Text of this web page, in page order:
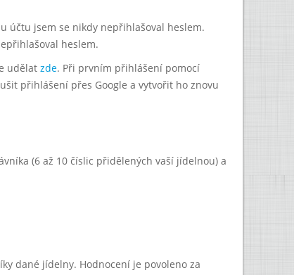
účtu jsem se nikdy nepřihlašoval heslem.
heslem.
udělat zde. Při prvním přihlášení pomocí
přihlášení přes Google a vytvořit ho znovu
(6 až 10 číslic přidělených vaší jídelnou) a
dané jídelny. Hodnocení je povoleno za